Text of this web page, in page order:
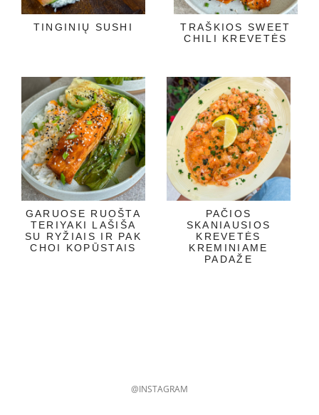
TINGINIŲ SUSHI
TRAŠKIOS SWEET
CHILI KREVETĖS
GARUOSE RUOŠTA
TERIYAKI LAŠIŠA
SU RYŽIAIS IR PAK
CHOI KOPŪSTAIS
PAČIOS
SKANIAUSIOS
KREVETĖS
KREMINIAME
PADAŽE
@INSTAGRAM